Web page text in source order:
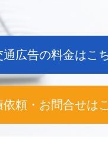
通広告の料金はこ
依頼・お問合せは